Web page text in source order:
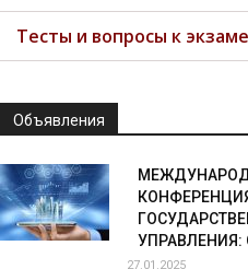
Тесты и вопросы к
Объявления
27.01.2025